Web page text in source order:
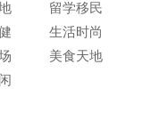
留学移民
生活时尚
美食天地